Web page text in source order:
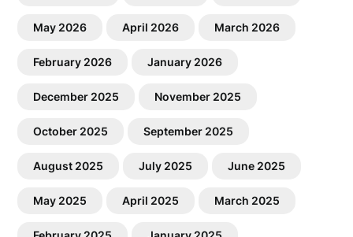
May 2026 April 2026 March 2026
February 2026 January 2026
December 2025 November 2025
October 2025 September 2025
August 2025 July 2025 June 2025
May 2025 April 2025 March 2025